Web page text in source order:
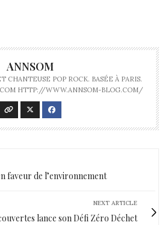
ANNSOM
CHANTEUSE POP ROCK. BASÉE À PARIS.
HTTP://WWW.ANNSOM-BLOG.COM/
faveur de l’environnement
NEXT ARTICLE
lance son Défi Zéro Déchet